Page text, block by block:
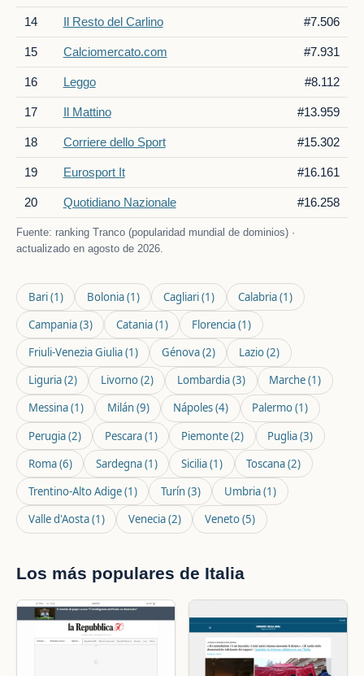
14 Il Resto del Carlino #7.506
15 Calciomercato.com #7.931
16 Leggo #8.112
17 Il Mattino #13.959
18 Corriere dello Sport #15.302
19 Eurosport It #16.161
20 Quotidiano Nazionale #16.258
Fuente: ranking Tranco (popularidad mundial de dominios) ·
actualizado en agosto de 2026.
Bari(1) Bolonia(1) Cagliari(1) Calabria(1)
Campania(3) Catania(1) Florencia(1)
Friuli-Venezia Giulia(1) Génova(2) Lazio(2)
Liguria(2) Livorno(2) Lombardia(3) Marche(1)
Messina(1) Milán (9) Nápoles(4) Palermo(1)
Perugia(2) Pescara(1) Piemonte(2) Puglia(3)
Roma(6) Sardegna(1) Sicilia(1) Toscana(2)
Trentino-Alto Adige(1) Turín (3) Umbria(1)
Valle d'Aosta(1) Venecia(2) Veneto(5)
Los más populares de Italia